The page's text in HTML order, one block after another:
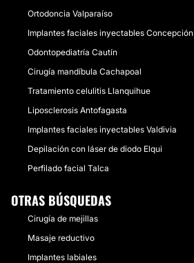
Ortodoncia Valparaíso
Implantes faciales inyectables Concepción
Odontopediatría Cautín
Cirugía mandíbula Cachapoal
Tratamiento celulitis Llanquihue
Liposclerosis Antofagasta
Implantes faciales inyectables Valdivia
Depilación con láser de diodo Elqui
Perfilado facial Talca
OTRAS BÚSQUEDAS
Cirugía de mejillas
Masaje reductivo
Implantes labiales